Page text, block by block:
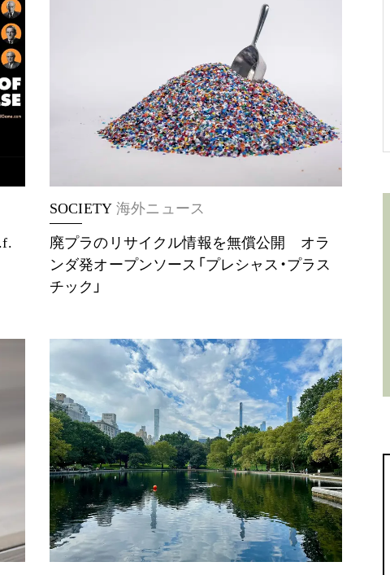
SOCIETY 海外ニュース
廃プラのリサイクル情報を無償公開 オラ
ンダ発オープンソース「プレシャス・プラス
チック」